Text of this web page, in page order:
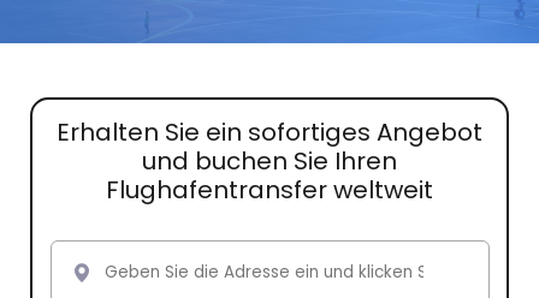
Erhalten Sie ein sofortiges Angebot
und buchen Sie Ihren
Flughafentransfer weltweit